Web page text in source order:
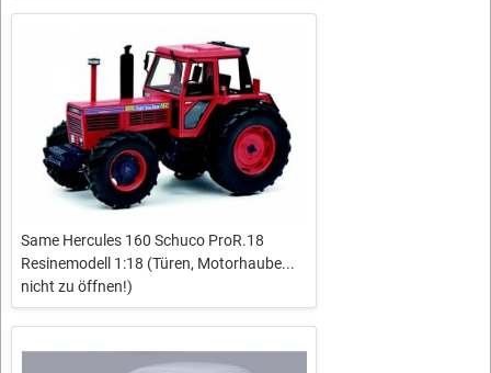
Same Hercules 160 Schuco ProR.18
Resinemodell 1:18 (Türen, Motorhaube...
nicht zu öffnen!)